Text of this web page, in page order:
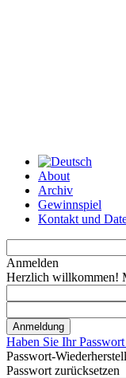
About
Archiv
Gewinnspiel
Kontakt und
Anmelden
Herzlich willkommen!
Haben Sie Ihr
Passwort-
Passwort zurücksetzen